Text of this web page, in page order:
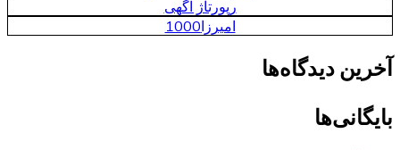
رپورتاژ آگهی
امیرزا1000
آخرین دیدگاه‌ها
بایگانی‌ها